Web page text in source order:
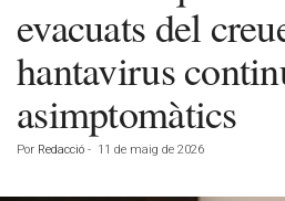
evacuats del
hantavirus
asimptomàtics
Por Redacció - 11 de maig de 2026